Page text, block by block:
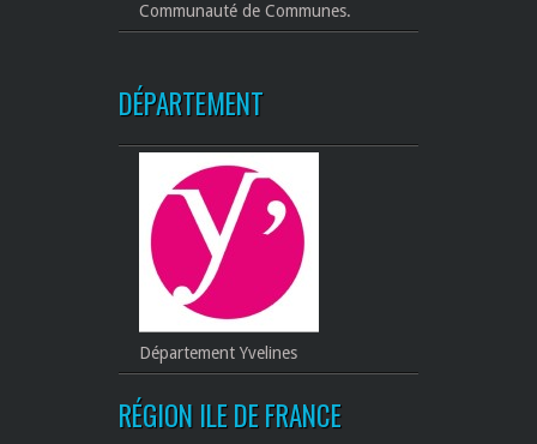
Communauté de Communes.
DÉPARTEMENT
Département Yvelines
RÉGION ILE DE FRANCE